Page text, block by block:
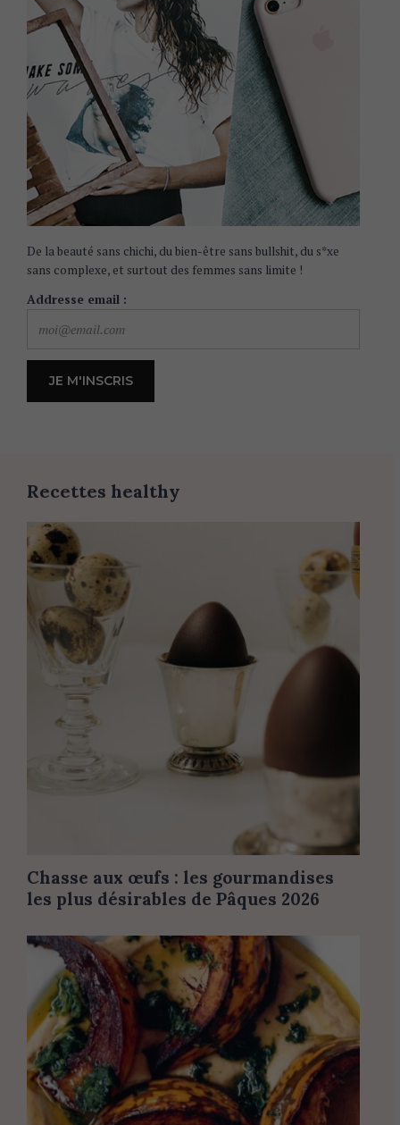
De la beauté sans chichi, du bien-être sans bullshit, du s*xe
sans complexe, et surtout des femmes sans limite !
Addresse email :
Recettes healthy
Chasse aux œufs : les gourmandises
les plus désirables de Pâques 2026